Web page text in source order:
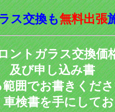
ス交換も無料出張
ントガラス交換価
及び申し込み書
囲でお書きくだ
検書を手にして